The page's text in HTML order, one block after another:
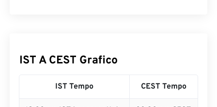
IST A CEST Grafico
IST Tempo CEST Tempo